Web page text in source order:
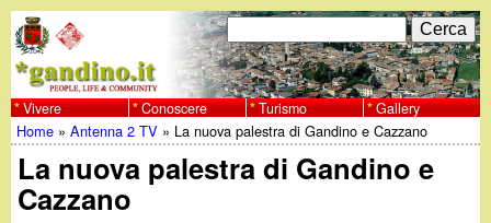
al
contenuto
principale
w
w
F
o
r
m
C
e
r
c
a
Vivere Conoscere Turismo Gallery
Tu
sei
Home »Antenna 2 TV » La nuova palestra di Gandino e Cazzano
La nuova palestra di Gandino e
Cazzano